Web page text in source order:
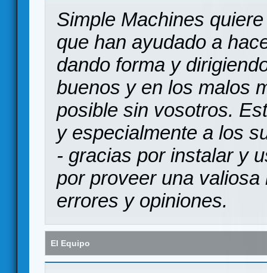
Simple Machines
que han ayudado a
dando forma y
buenos y en los malos
posible sin vosotros.
y especialmente a los
- gracias por instalar y
por proveer una
errores y opiniones.
El Equipo